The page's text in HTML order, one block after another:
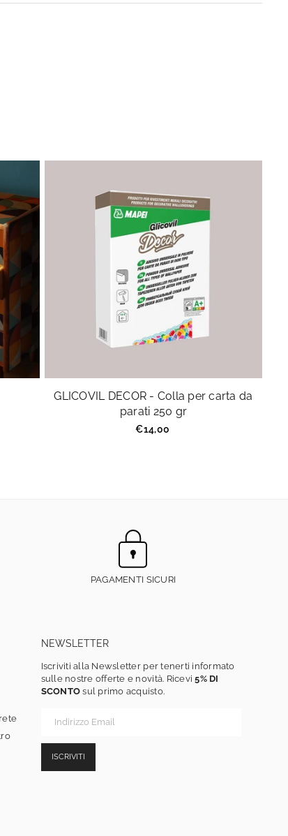
GLICOVIL DECOR - Colla per carta da
parati 250 gr
Prezzo
€14,00
PAGAMENTI SICURI
NEWSLETTER
Iscriviti alla Newsletter per tenerti informato
sulle nostre offerte e novità. Ricevi5% DI
SCONTO sul primo acquisto.
ISCRIVITI